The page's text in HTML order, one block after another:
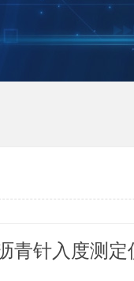
青针入度测定